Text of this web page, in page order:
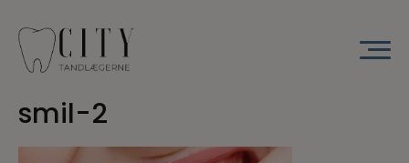
indholdet
smil-2